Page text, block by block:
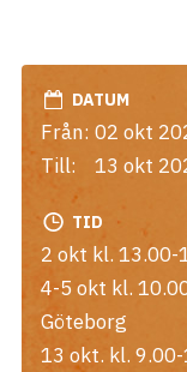
DATUM
Från: 02 okt
Till:
13 okt
TID
2 okt kl. 13.00-
4-5 okt kl.
Göteborg
13 okt. kl.